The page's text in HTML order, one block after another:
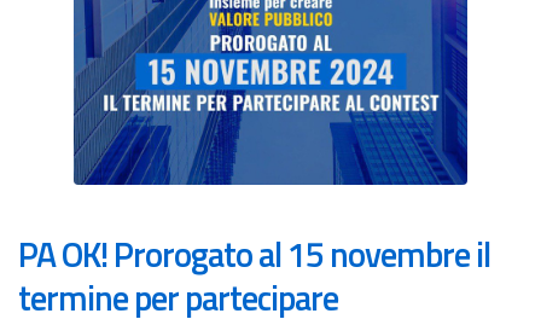
PA OK! Prorogato al 15 novembre il
termine per partecipare